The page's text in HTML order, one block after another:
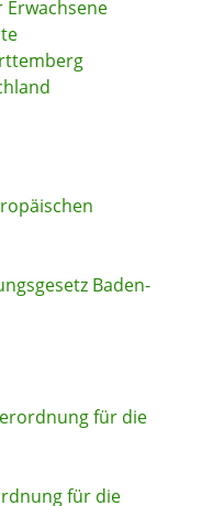
Baden-
für die
für die